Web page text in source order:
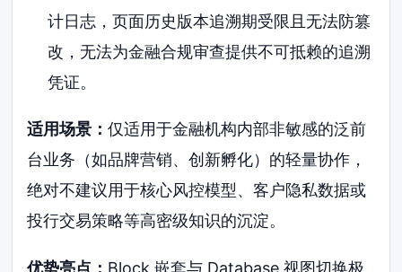
计日志，页面历史版本追溯期受限且无法防篡
改，无法为金融合规审查提供不可抵赖的追溯
凭证。
适用场景：仅适用于金融机构内部非敏感的泛前
台业务（如品牌营销、创新孵化）的轻量协作，
绝对不建议用于核心风控模型、客户隐私数据或
投行交易策略等高密级知识的沉淀。